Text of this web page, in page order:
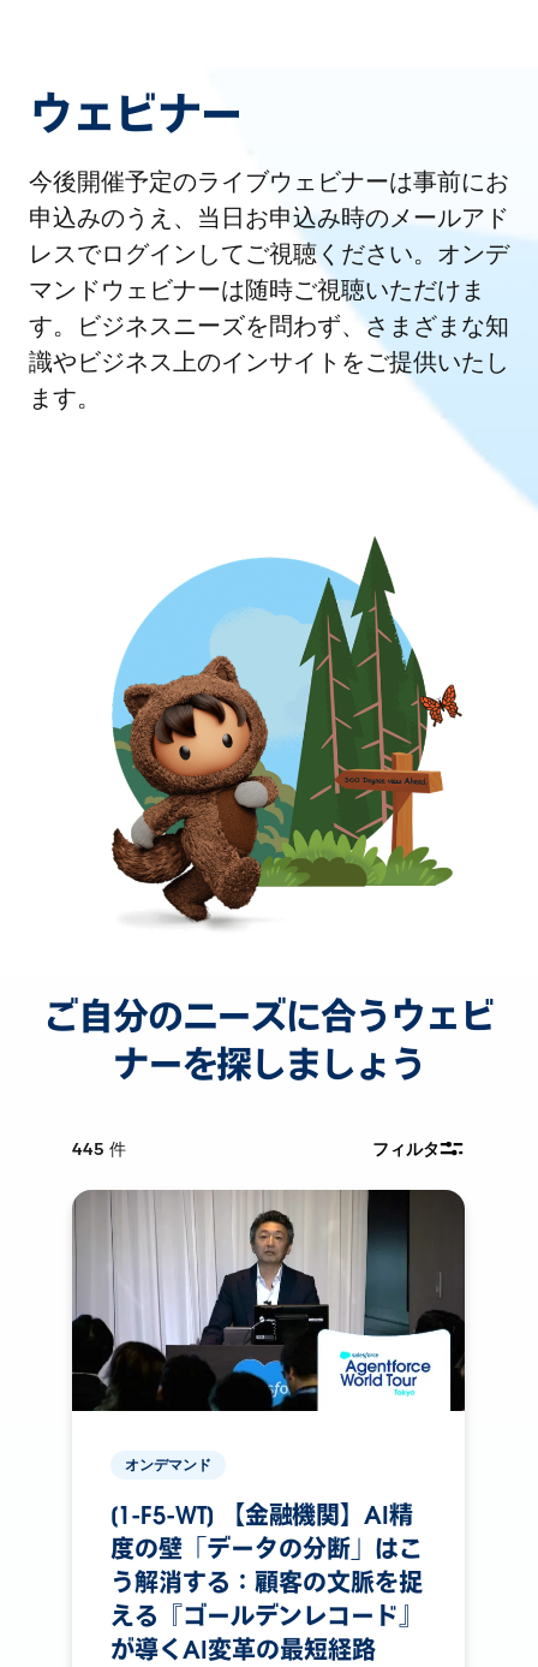
ウェビナー
今後開催予定のライブウェビナーは事前にお
申込みのうえ、当日お申込み時のメールアド
レスでログインしてご視聴ください。オンデ
マンドウェビナーは随時ご視聴いただけま
す。ビジネスニーズを問わず、さまざまな知
識やビジネス上のインサイトをご提供いたし
ます。
ご自分のニーズに合うウェビ
ナーを探しましょう
445 件 フィルタ
オンデマンド
[1-F5-WT] 【金融機関】AI精
度の壁「データの分断」はこ
う解消する：顧客の文脈を捉
える『ゴールデンレコード』
が導くAI変革の最短経路